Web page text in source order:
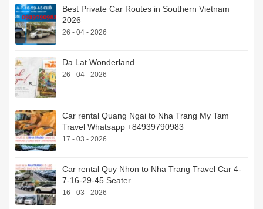
Best Private Car Routes in Southern Vietnam
2026
26 - 04 - 2026
Da Lat Wonderland
26 - 04 - 2026
Car rental Quang Ngai to Nha Trang My Tam
Travel Whatsapp +84939790983
17 - 03 - 2026
Car rental Quy Nhon to Nha Trang Travel Car 4-
7-16-29-45 Seater
16 - 03 - 2026